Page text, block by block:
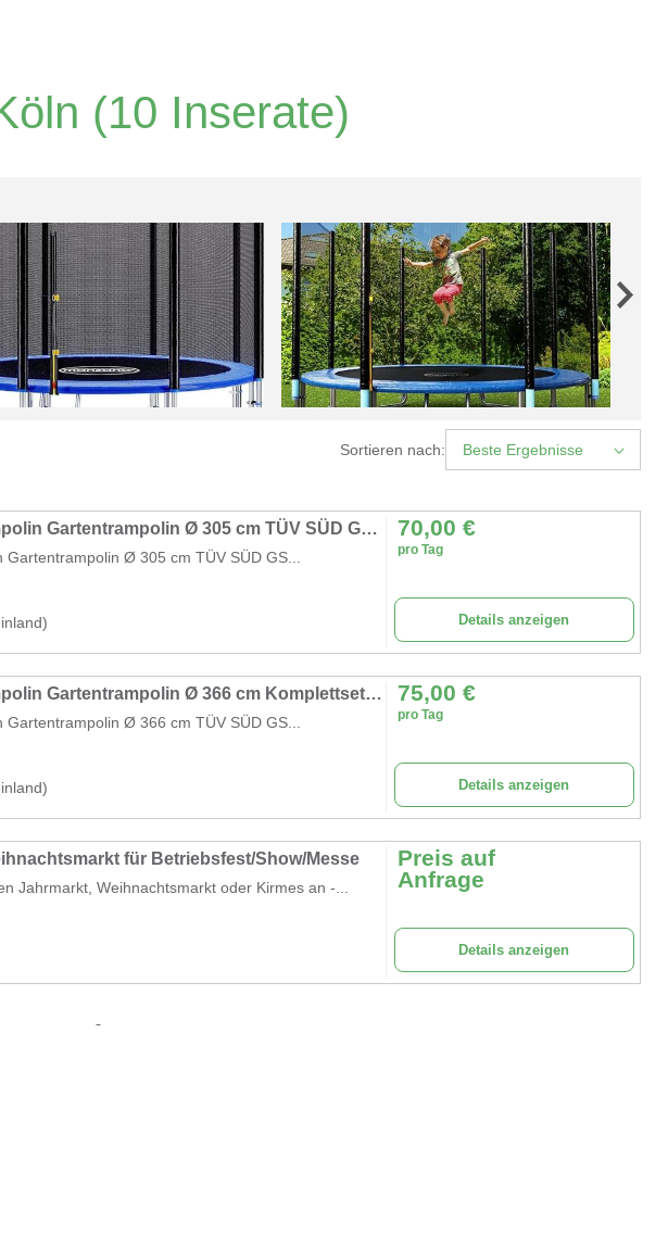
(10 Inserate)
Sortieren nach: Beste Ergebnisse
Trampolin Kindertrampolin Gartentrampolin Ø 305 cm TÜV SÜD GS zertifiziert Komplettset
Ø 305 cm TÜV SÜD GS...
70,00 €
pro Tag
Details anzeigen
Trampolin Kindertrampolin Gartentrampolin Ø 366 cm Komplettset Sicherheitsnetz Leiter Randabdeckung
Ø 366 cm TÜV SÜD GS...
75,00 €
pro Tag
Details anzeigen
für Betriebsfest/Show/Messe
Jahrmarkt, Weihnachtsmarkt oder Kirmes an -...
Preis auf
Anfrage
Details anzeigen